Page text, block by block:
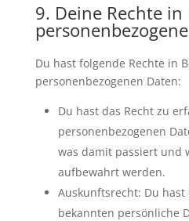
9. Deine Rechte in
Du hast folgende Rechte in
personenbezogenen Daten:
Du hast das Recht zu
personenbezogenen
was damit passiert und
aufbewahrt werden.
Auskunftsrecht: Du hast
bekannten persönliche